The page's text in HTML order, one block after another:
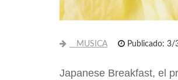
MUSICA Publicado:
Japanese Breakfast, el